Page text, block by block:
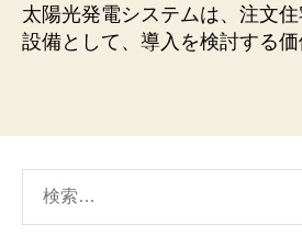
太陽光発電システムは、注文
設備として、導入を検討する価